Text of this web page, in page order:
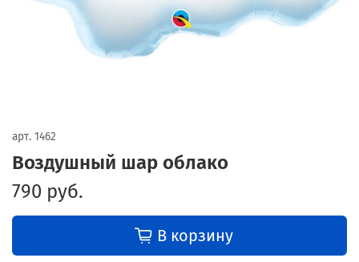
арт. 1462
Воздушный шар облако
790 руб.
В корзину